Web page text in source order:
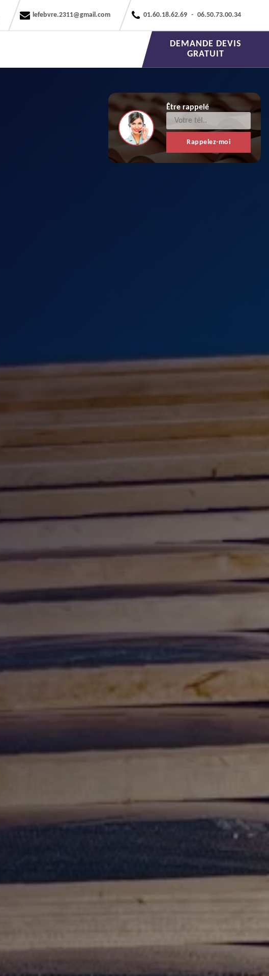
lefebvre.2311@gmail.com 01.60.18.62.69 - 06.50.73.00.34
DEMANDE DEVIS
GRATUIT
Être rappelé